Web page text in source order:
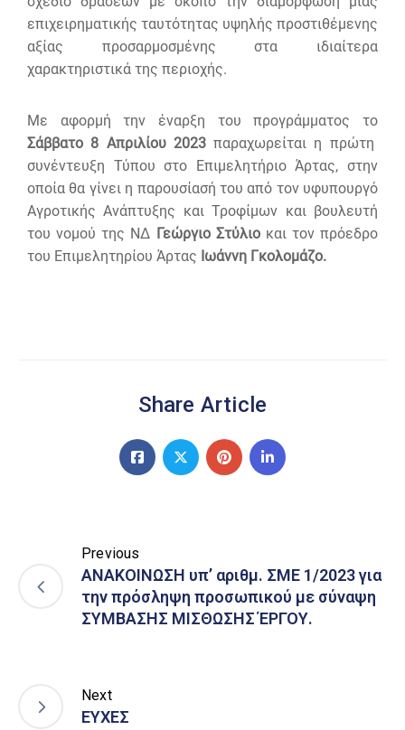
επιχειρηματικής ταυτότητας υψηλής προστιθέμενης
αξίας προσαρμοσμένης στα ιδιαίτερα
χαρακτηριστικά της περιοχής.
Με αφορμή την έναρξη του προγράμματος το
Σάββατο 8 Απριλίου 2023παραχωρείται η πρώτη
συνέντευξη Τύπου στο Επιμελητήριο Άρτας, στην
οποία θα γίνει η παρουσίασή του από τον υφυπουργό
Αγροτικής Ανάπτυξης και Τροφίμων και βουλευτή
του νομού της ΝΔ Γεώργιο Στύλιοκαι τον πρόεδρο
του Επιμελητηρίου Άρτας Ιωάννη Γκολομάζο.
Share Article
Previous
ΑΝΑΚΟΙΝΩΣΗ υπ’ αριθμ. ΣΜΕ 1/2023 για
την πρόσληψη προσωπικού με σύναψη
ΣΥΜΒΑΣΗΣ ΜΙΣΘΩΣΗΣ ΈΡΓΟΥ.
Next
ΕΥΧΕΣ